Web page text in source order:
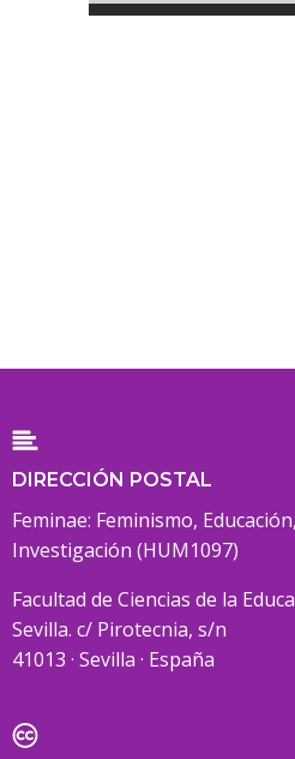
DIRECCIÓN POSTAL
Feminae: Feminismo,
Investigación (HUM1097)
Facultad de Ciencias de la
Sevilla. c/ Pirotecnia, s/n
41013 · Sevilla · España